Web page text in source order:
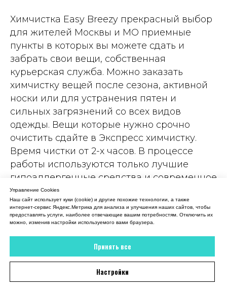
Татьяна Демина
Вежливый администратор, все рассказала,
объяснила. В итоге платье мое снова как
Отзыв 2GIS
Химчистка Easy Breezy прекрасный выбор
для жителей Москвы и МО приемные
пункты в которых вы можете сдать и
забрать свои вещи, собственная
курьерская служба. Можно заказать
химчистку вещей после сезона, активной
носки или для устранения пятен и
сильных загрязнений со всех видов
одежды. Вещи которые нужно срочно
очистить сдайте в Экспресс химчистку.
Время чистки от 2-х часов. В процессе
работы используются только лучшие
гипоаллергенные средства и современное
оборудование для быстрой борьбы с
загрязнениями. Такой подход позволяет
очистить даже деликатные ткани, не
загрязняет окружающую среду.
Управление Cookies
Наш сайт использует куки (cookie) и другие похожие технологии, а также
интернет-сервис Яндекс.Метрика для анализа и улучшения наших сайтов, чтобы
предоставлять услуги, наиболее отвечающие вашим потребностям. Отключить их
можно, изменив настройки используемого вами браузера.
Принять все
Настройки